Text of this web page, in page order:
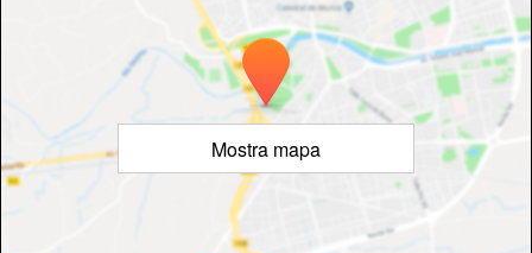
Mostra mapa